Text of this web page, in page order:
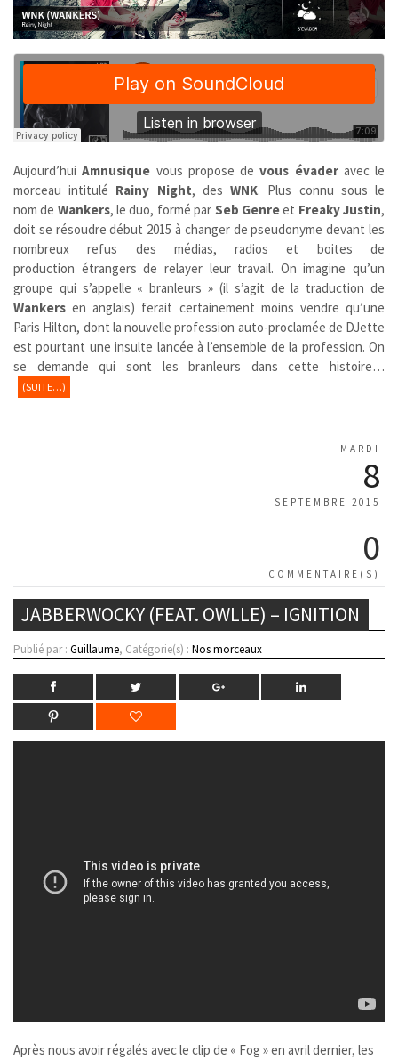
Aujourd’huiAmnusique vous propose devous évaderavec le
morceau intitulé Rainy Night, desWNK. Plus connu sous le
nom de Wankers, le duo, formé par Seb Genreet Freaky Justin,
doit se résoudre début 2015 à changer de pseudonyme devant les
nombreux refus des médias, radios et boites de
production étrangers de relayer leur travail. On imagine qu’un
groupe qui s’appelle « branleurs » (il s’agit de la traduction de
Wankers en anglais) ferait certainement moins vendre qu’une
Paris Hilton, dont la nouvelle profession auto-proclamée de DJette
est pourtant une insulte lancée à l’ensemble de la profession. On
se demande qui sont les branleurs dans cette histoire…
(SUITE…)
MARDI
8
SEPTEMBRE 2015
0
COMMENTAIRE(S)
JABBERWOCKY (FEAT. OWLLE) – IGNITION
Publié par : Guillaume, Catégorie(s) : Nos morceaux
Après nous avoir régalés avec le clip de « Fog » en avril dernier, les